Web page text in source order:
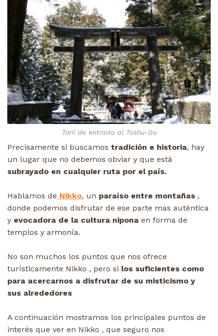
Toriide entrada al Toshu-Gu
Precisamente si buscamos tradición e historia, hay
un lugar que no debemos obviar y que está
subrayado en cualquier ruta por el país.
Hablamos de Nikko, un paraíso entre montañas ,
donde podemos disfrutar de ese parte mas auténtica
y evocadora de la cultura nipona en forma de
templos y armonía.
No son muchos los puntos que nos ofrece
turísticamente Nikko , pero si los suficientes como
para acercarnos a disfrutar de su misticismo y
sus alrededores
A continuación mostramos los principales puntos de
interés que ver en Nikko , que seguro nos